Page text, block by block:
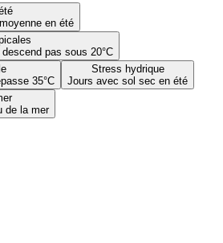
en été
pas sous 20°C
35°C
Stress hydrique
Jours avec sol sec en été
de la mer